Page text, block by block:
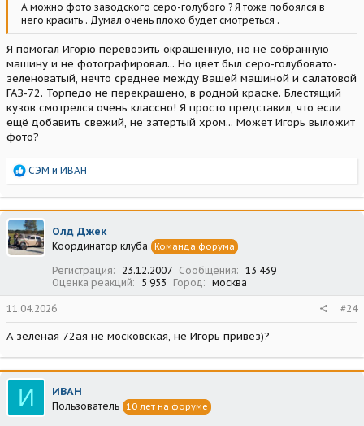
А можно фото заводского серо-голубого ? Я тоже побоялся в
него красить . Думал очень плохо будет смотреться .
Я помогал Игорю перевозить окрашенную, но не собранную
машину и не фотографировал... Но цвет был серо-голубовато-
зеленоватый, нечто среднее между Вашей машиной и салатовой
ГАЗ-72. Торпедо не перекрашено, в родной краске. Блестящий
кузов смотрелся очень классно! Я просто представил, что если
ещё добавить свежий, не затертый хром... Может Игорь выложит
фото?
Р
а
к
ц
и
и
СЭМ и ИВАН
Олд Джек
Координатор клуба Команда форума
Регистрация 23.12.2007 Сообщения
13 439
Оценка реакций
5 953 Город москва
11.04.2026 #24
А зеленая 72ая не московская, не Игорь привез)?
И ИВАН
Пользователь 10 лет на форуме